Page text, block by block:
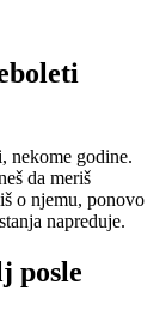
nekome godine.
da meriš
o njemu, ponovo
napreduje.
posle